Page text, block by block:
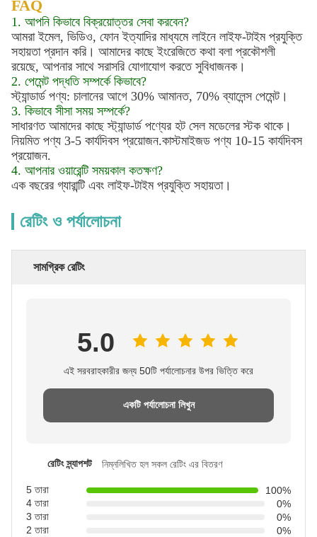
FAQ
1. আপনি কিভাবে বিক্রয়োত্তর সেবা করবেন?
আমরা ইমেল, ভিডিও, ফোন ইত্যাদির মাধ্যমে লাইনে লাইফ-টাইম প্রযুক্তি
সহায়তা প্রদান করি। আমাদের কাছে ইংরেজিতে কথা বলা প্রকৌশলী
রয়েছে, আপনার সাথে সরাসরি যোগাযোগ করতে সুবিধাজনক।
2. পেমেন্ট পদ্ধতি সম্পর্কে কিভাবে?
স্ট্যান্ডার্ড পণ্য: চালানের আগে 30% আমানত, 70% ব্যালেন্স পেমেন্ট।
3. কিভাবে সীসা সময় সম্পর্কে?
সাধারণত আমাদের কাছে স্ট্যান্ডার্ড পণ্যের হট সেল মডেলের স্টক থাকে।
নিয়মিত পণ্য 3-5 কার্যদিবস প্রয়োজন.কাস্টমাইজড পণ্য 10-15 কার্যদিবস
প্রয়োজন.
4. আপনার ওয়ারেন্টি সময়কাল কতক্ষণ?
এক বছরের গ্যারান্টি এবং লাইফ-টাইম প্রযুক্তি সহায়তা।
রেটিং ও পর্যালোচনা
সামগ্রিক রেটিং
5.0
এই সরবরাহকারীর জন্য 50টি পর্যালোচনার উপর ভিত্তি করে
একটি পর্যালোচনা লিখুন
রেটিং স্ন্যাপশট নিম্নলিখিত হল সকল রেটিং এর বিতরণ
5 তারা
100%
4 তারা
0%
3 তারা
0%
2 তারা
0%